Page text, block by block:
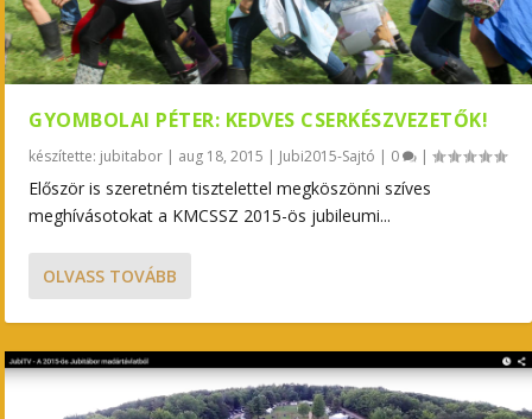
GYOMBOLAI PÉTER: KEDVES CSERKÉSZVEZETŐK!
készítette: jubitabor | aug 18, 2015 | Jubi2015-Sajtó | 0 |
Először is szeretném tisztelettel megköszönni szíves
meghívásotokat a KMCSSZ 2015-ös jubileumi...
OLVASS TOVÁBB